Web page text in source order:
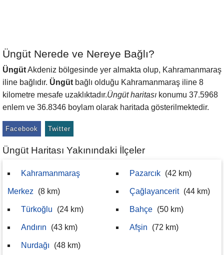
Üngüt Nerede ve Nereye Bağlı?
ÜngütAkdeniz bölgesinde yer almakta olup, Kahramanmaraş
iline bağlıdır. Üngüt bağlı olduğu Kahramanmaraş iline 8
kilometre mesafe uzaklıktadır.Üngüt haritası konumu 37.5968
enlem ve 36.8346 boylam olarak haritada gösterilmektedir.
Facebook Twitter
Üngüt Haritası Yakınındaki İlçeler
Kahramanmaraş
Merkez (8 km)
Türkoğlu (24 km)
Andırın (43 km)
Nurdağı (48 km)
Pazarcık (42 km)
Çağlayancerit (44 km)
Bahçe (50 km)
Afşin (72 km)